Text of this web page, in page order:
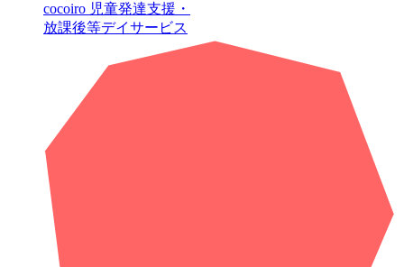
cocoiro 児童発達支援・
放課後等デイサービス